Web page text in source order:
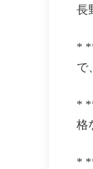
長
*
で
*
格
*